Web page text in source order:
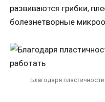
развиваются грибки,
болезнетворные
Благодаря